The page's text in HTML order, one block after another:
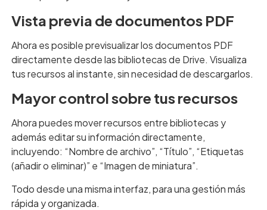
Vista previa de documentos PDF
Ahora es posible previsualizar los documentos PDF
directamente desde las bibliotecas de Drive. Visualiza
tus recursos al instante, sin necesidad de descargarlos.
Mayor control sobre tus recursos
Ahora puedes mover recursos entre bibliotecas y
además editar su información directamente,
incluyendo: “Nombre de archivo”, “Título”, “Etiquetas
(añadir o eliminar)” e “Imagen de miniatura”.
Todo desde una misma interfaz, para una gestión más
rápida y organizada.